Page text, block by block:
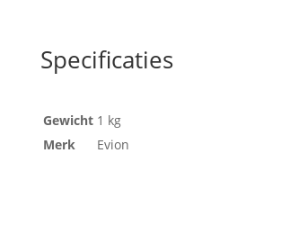
Specificaties
Gewicht 1 kg
Merk
Evion